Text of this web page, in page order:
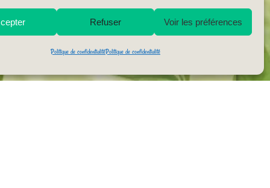
Refuser Voir les préférences
Politique de confidentialitéPolitique de confidentialité